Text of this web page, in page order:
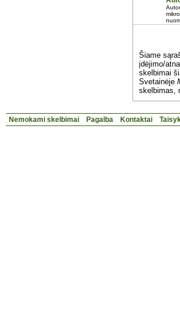
Šiame
įdėjimo/
skelbimai
Svetainėje
skelbimas,
Nemokami skelbimai Pagalba Kontaktai